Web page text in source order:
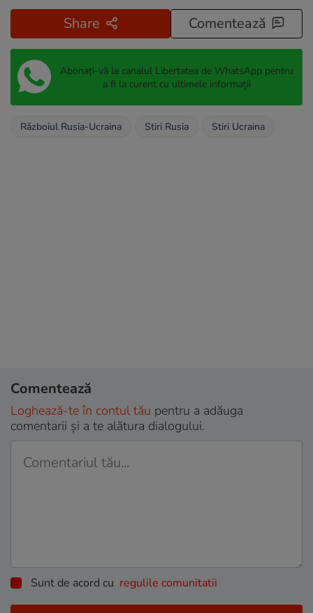
Share Comentează
Abonați-vă la canalul Libertatea de WhatsApp pentru
a fi la curent cu ultimele informații
Războiul Rusia-Ucraina Stiri Rusia Stiri Ucraina
Comentează
Loghează-te în contul tău pentru a adăuga
comentarii și a te alătura dialogului.
Sunt de acord cu regulile comunitatii